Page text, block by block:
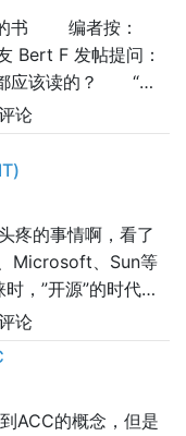
：
Bert F 发帖提问：
都应该读的？ “如
人员，你可以告诉
选择哪本书呢？我希
多东西。” 很多
评语。以前
论
疼的事情啊，看了
Microsoft、Sun等
，”开源”的时代即
662-
接已经打不开
版和整理。参考文
论
ACC的概念，但是